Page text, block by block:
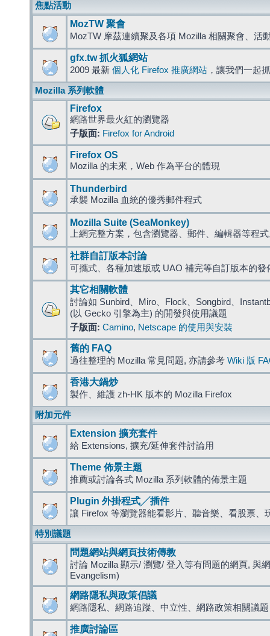
焦點活動
MozTW 聚會
MozTW 摩茲連續聚及各項 Mozilla 相關聚會、活
gfx.tw 抓火狐網站
2009 最新 個人化 Firefox 推廣網站 ，讓我們一起
Mozilla 系列軟體
Firefox
網路世界最火紅的瀏覽器
子版面: Firefox for Android
Firefox OS
Mozilla 的未來，Web 作為平台的體現
Thunderbird
承襲 Mozilla 血統的優秀郵件程式
Mozilla Suite (SeaMonkey)
上網完整方案，包含瀏覽器、郵件、編輯器等程
社群自訂版本討論
可攜式、各種加速版或 UAO 補完等自訂版本的發
其它相關軟體
討論如 Sunbird、Miro、Flock、Songbird、
(以 Gecko 引擎為主) 的開發與使用議題
子版面: Camino, Netscape 的使用與安裝
舊的 FAQ
過往整理的 Mozilla 常見問題, 亦請參考 Wiki 版
香港大鍋炒
製作、維護 zh-HK 版本的 Mozilla Firefox
附加元件
Extension 擴充套件
給 Extensions, 擴充/延伸套件討論用
Theme 佈景主題
推薦或討論各式 Mozilla 系列軟體的佈景主題
Plugin 外掛程式╱插件
讓 Firefox 等瀏覽器能看影片、聽音樂、看股票、
特別議題
問題網站與網頁技術傳教
討論 Mozilla 顯示/ 瀏覽/ 登入等有問題的網頁, 與
Evangelism)
網路隱私與政策倡議
網路隱私、網路追蹤、中立性、網路政策相關議題
推廣討論區